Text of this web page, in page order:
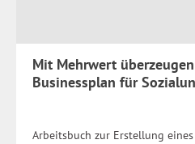
Mit Mehrwert
Businessplan für
Arbeitsbuch zur Erstellung